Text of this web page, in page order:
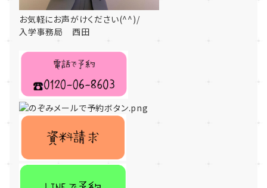
お気軽にお声がけください(^^)/
入学事務局 西田